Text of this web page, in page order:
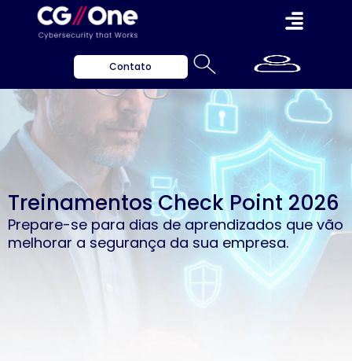
Contato
Treinamentos Check Point 2026
Prepare-se para dias de aprendizados que vão
melhorar a segurança da sua empresa.